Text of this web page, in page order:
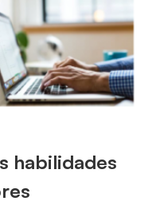
habilidades